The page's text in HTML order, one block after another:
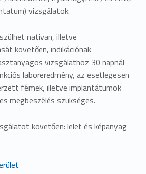
vizsgálatok.
nativan, illetve
követően, indikációnak
vizsgálathoz 30 napnál
laboreredmény, az esetlegesen
fémek, illetve implantátumok
megbeszélés szükséges.
követően: lelet és képanyag